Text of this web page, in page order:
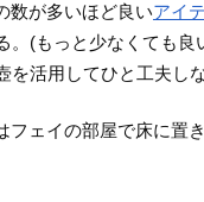
数が多いほど良いアイ
(もっと少なくても
活用してひと工夫し
フェイの部屋で床に置